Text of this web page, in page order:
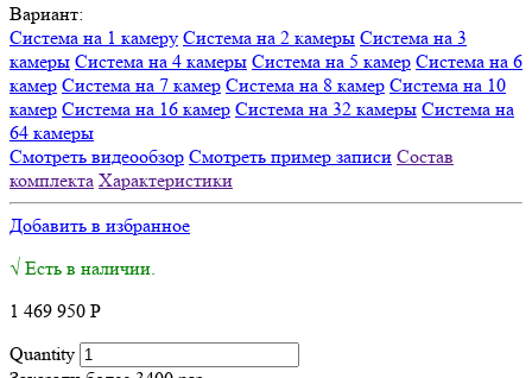
Вариант:
Система на 1 камеру Система на 2 камеры Система на 3
камеры Система на 4 камеры Система на 5 камер Система на 6
камер Система на 7 камер Система на 8 камер Система на 10
камер Система на 16 камер Система на 32 камеры Система на
64 камеры
Смотреть видеообзор Смотреть пример записи Состав
комплекта Характеристики
Добавить в избранное
√ Есть в наличии.
1 469 950 Р
Quantity